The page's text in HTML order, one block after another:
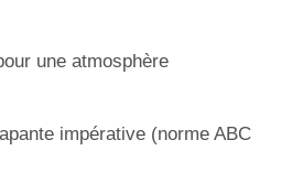
une atmosphère
impérative (norme ABC